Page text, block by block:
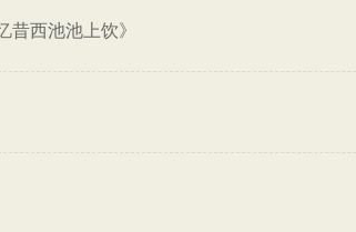
昔西池池上饮》